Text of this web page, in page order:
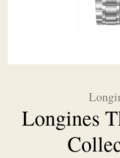
Longines